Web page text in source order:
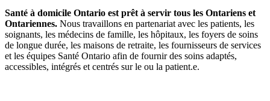
Santé à domicile Ontario est prêt à servir tous les Ontariens et
Ontariennes. Nous travaillons en partenariat avec les patients, les
soignants, les médecins de famille, les hôpitaux, les foyers de soins
de longue durée, les maisons de retraite, les fournisseurs de services
et les équipes Santé Ontario afin de fournir des soins adaptés,
accessibles, intégrés et centrés sur le ou la patient.e.